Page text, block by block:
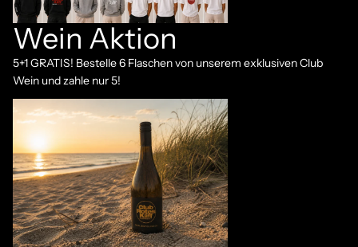
Wein Aktion
5+1 GRATIS! Bestelle 6 Flaschen von unserem exklusiven Club
Wein und zahle nur 5!
Wein